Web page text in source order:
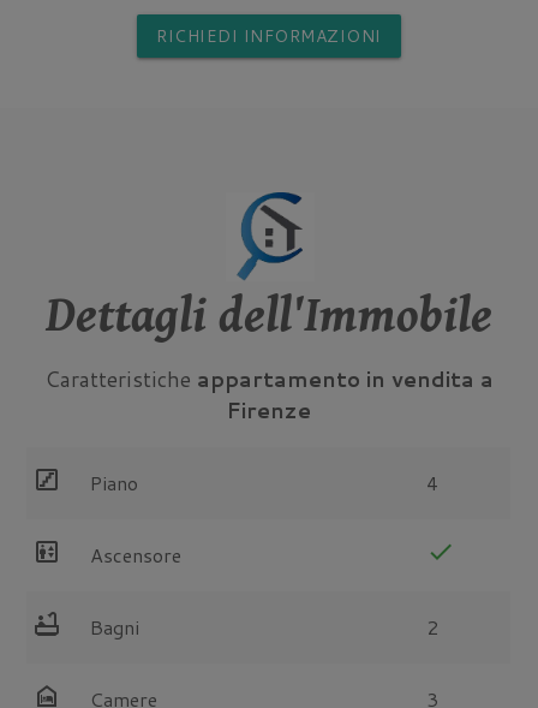
RICHIEDI INFORMAZIONI
Dettagli dell'Immobile
Caratteristiche appartamento in vendita a
Firenze
stairs Piano 4
elevator Ascensore check
bathtub Bagni 2
night_shelter Camere 3